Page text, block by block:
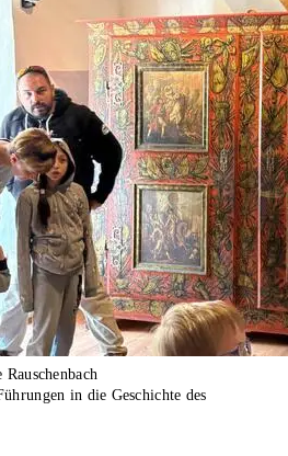
in die Geschichte des